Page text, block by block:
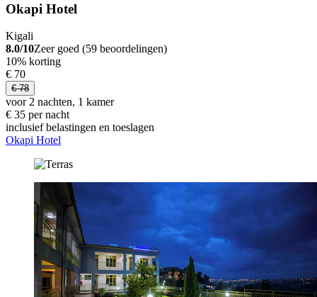
Okapi Hotel
Kigali
8.0/10Zeer goed (59 beoordelingen)
10% korting
€ 70
€ 78
voor 2 nachten, 1 kamer
€ 35 per nacht
inclusief belastingen en toeslagen
Okapi Hotel